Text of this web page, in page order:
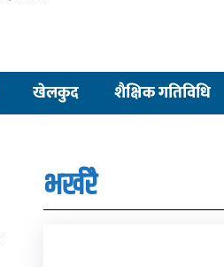
खेलकुद शैक्षिक गतिविधि
भर्खरै